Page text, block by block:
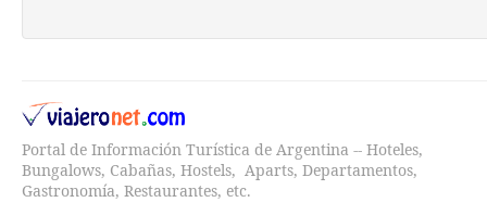
Portal de Información Turística de Argentina -- Hoteles,
Bungalows, Cabañas, Hostels, Aparts, Departamentos,
Gastronomía, Restaurantes, etc.